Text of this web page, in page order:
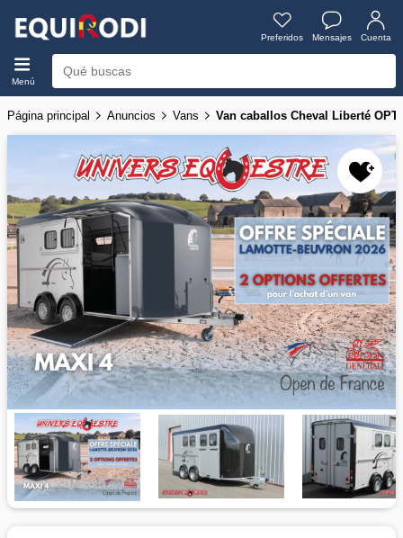
Preferidos Mensajes Cuenta
Menú
Página principal Anuncios Vans Van caballos Cheval Liberté